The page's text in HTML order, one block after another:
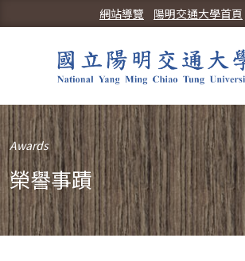
陽明交通大學首頁
網站導覽
Awards
榮譽事蹟